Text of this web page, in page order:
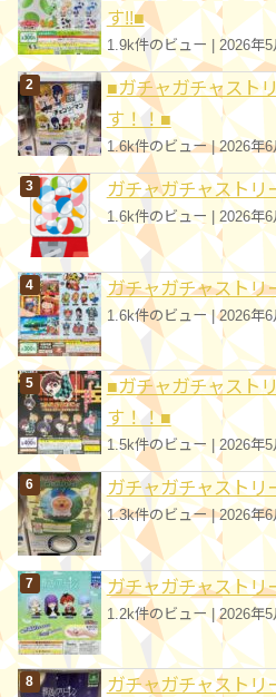
す!!■
1.9k件のビュー | 2026年
■ガチャガチャスト
す！！■
1.6k件のビュー|2026年
ガチャガチャストリ
1.6k件のビュー 2026年
ガチャガチャストリ
1.6k件のビュー|2026年
■ガチャガチャスト
す！！■
1.5k件のビュー |2026年
ガチャガチャストリ
1.3k件のビュー|2026年
ガチャガチャストリ
1.2k件のビュー|2026年
ガチャガチャストリ